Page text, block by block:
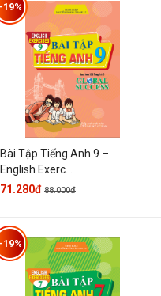
Bài Tập Tiếng Anh 9 –
English Exerc...
-19%
71.280đ 88.000đ
-19%